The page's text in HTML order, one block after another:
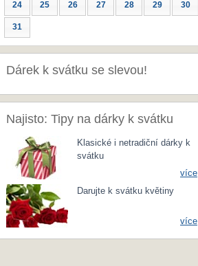
24 25 26 27 28 29 30
31
Dárek k svátku se slevou!
Najisto: Tipy na dárky k svátku
Klasické i netradiční dárky k
svátku
více
Darujte k svátku květiny
více